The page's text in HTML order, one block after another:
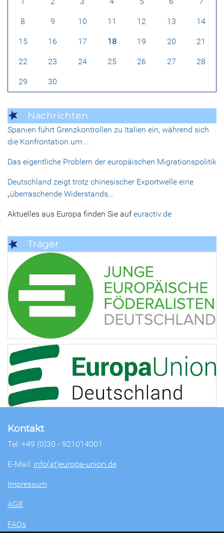
8 9 10 11 12 13 14
15 16 17 18 19 20 21
22 23 24 25 26 27 28
29 30
Nachrichten
Spanien führt Grenzkontrollen zu Italien ein, während sich
die Konfrontation um …
Das eigentliche Problem der europäischen Migrationspolitik
Deutschland zeigt trotz chinesischer Exportwelle eine
„überraschende Widerstands…
Aktuelles aus Europa finden Sie aufeuractiv.de
Träger
Kontakt
Tel: +49 (0)30 - 921014001
E-Mail: info(at)europa-union.de
Impressum
AGB
FAQs